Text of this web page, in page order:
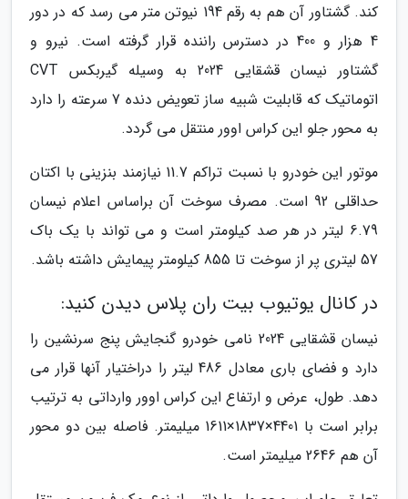
کند. گشتاور آن هم به رقم 194 نیوتن متر می رسد که در دور
4 هزار و 400 در دسترس راننده قرار گرفته است. نیرو و
گشتاور نیسان قشقایی 2024 به وسیله گیربکس CVT
اتوماتیک که قابلیت شبیه ساز تعویض دنده 7 سرعته را دارد
به محور جلو این کراس اوور منتقل می گردد.
موتور این خودرو با نسبت تراکم 11.7 نیازمند بنزینی با اکتان
حداقلی 92 است. مصرف سوخت آن براساس اعلام نیسان
6.79 لیتر در هر صد کیلومتر است و می تواند با یک باک
57 لیتری پر از سوخت تا 855 کیلومتر پیمایش داشته باشد.
در کانال یوتیوب بیت ران پلاس دیدن کنید:
نیسان قشقایی 2024 نامی خودرو گنجایش پنج سرنشین را
دارد و فضای باری معادل 486 لیتر را دراختیار آنها قرار می
دهد. طول، عرض و ارتفاع این کراس اوور وارداتی به ترتیب
برابر است با 4401×1837×1611 میلیمتر. فاصله بین دو محور
آن هم 2646 میلیمتر است.